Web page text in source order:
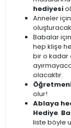
hediyesi
Anneler
oluşturacak
Babalar
hep klişe
bir o kadar
olacaktır.
olur!
Ablaya
Hediye.
liste böyle